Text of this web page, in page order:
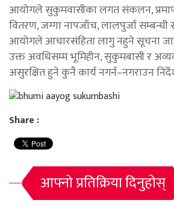
आयोगले सुकुमवासीका लगत संकलन,
वितरण, जग्गा नापजाँच, लालपुर्जा सम्बन्धी
आयोगले आचारसंहिता लागु नहुने सूचना
उक्त अवधिसम्म भूमिहीन, सुकुमबासी र
असुरक्षित हुने कुनै कार्य नगर्न–नगराउन
Share :
आफ्नो प्रतिक्रिया दिनुहोस्